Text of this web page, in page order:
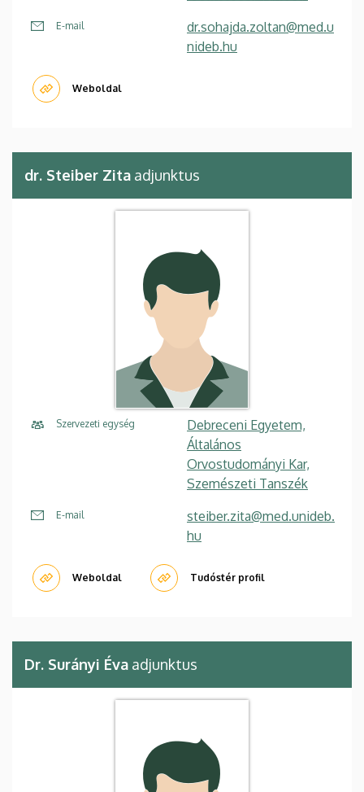
E-mail
dr.sohajda.zoltan@med.u
nideb.hu
Weboldal
dr. Steiber Zita adjunktus
Szervezeti egység
Debreceni Egyetem,
Általános
Orvostudományi Kar,
Szemészeti Tanszék
E-mail
steiber.zita@med.unideb.
hu
Weboldal Tudóstér profil
Dr. Surányi Éva adjunktus